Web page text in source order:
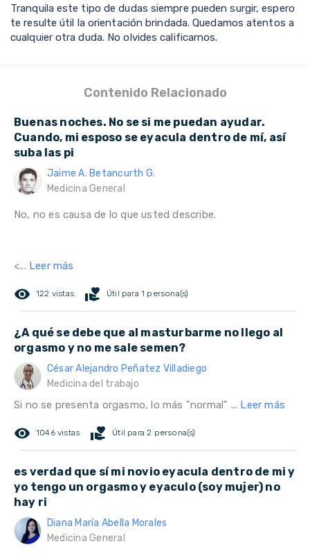
Tranquila este tipo de dudas siempre pueden surgir, espero
te resulte útil la orientación brindada. Quedamos atentos a
cualquier otra duda. No olvides calificarnos.
Contenido Relacionado
Buenas noches. No se si me puedan ayudar.
Cuando, mi esposo se eyacula dentro de mí, así
suba las pi
Jaime A. Betancurth G.
Medicina General
No, no es causa de lo que usted describe.
<... Leer más
remove_red_eye 122 vistas volunteer_activism Útil para 1 persona(s)
¿A qué se debe que al masturbarme no llego al
orgasmo y no me sale semen?
César Alejandro Peñatez Villadiego
Medicina del trabajo
Si no se presenta orgasmo, lo más "normal" ... Leer más
remove_red_eye 1046 vistas volunteer_activism Útil para 2 persona(s)
es verdad que sí mi novio eyacula dentro de mi y
yo tengo un orgasmo y eyaculo (soy mujer) no
hay ri
Diana María Abella Morales
Medicina General